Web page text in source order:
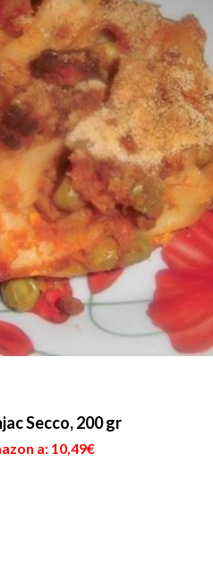
Secco, 200 gr
a: 10,49€